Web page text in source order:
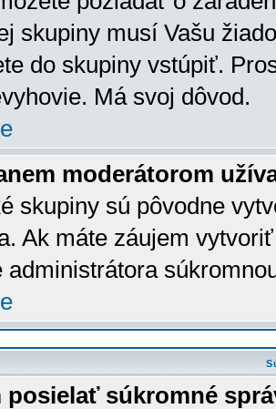
skupiny musí Vašu
do skupiny vstúpiť.
Má svoj dôvod.
moderátorom
skupiny sú pôvodne
Ak máte záujem
administrátora
posielať súkromné